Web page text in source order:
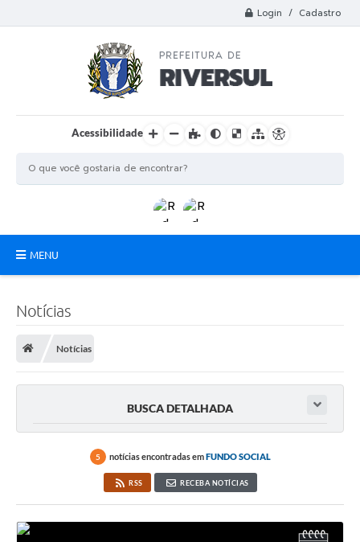
Login / Cadastro
Acessibilidade
MENU
Departamentos
Protocolo online
Notícias
Notícias
BUSCA DETALHADA
5 notícias encontradas emFUNDO SOCIAL
RSS RECEBA NOTÍCIAS